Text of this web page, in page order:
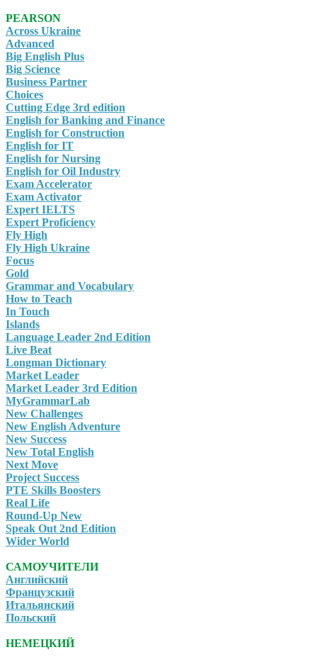
PEARSON
Across Ukraine
Advanced
Big English Plus
Big Science
Business Partner
Choices
Cutting Edge 3rd edition
English for Banking and Finance
English for Construction
English for IT
English for Nursing
English for Oil Industry
Exam Accelerator
Exam Activator
Expert IELTS
Expert Proficiency
Fly High
Fly High Ukraine
Focus
Gold
Grammar and Vocabulary
How to Teach
In Touch
Islands
Language Leader 2nd Edition
Live Beat
Longman Dictionary
Market Leader
Market Leader 3rd Edition
MyGrammarLab
New Challenges
New English Adventure
New Success
New Total English
Next Move
Project Success
PTE Skills Boosters
Real Life
Round-Up New
Speak Out 2nd Edition
Wider World
САМОУЧИТЕЛИ
Английский
Французский
Итальянский
Польский
НЕМЕЦКИЙ